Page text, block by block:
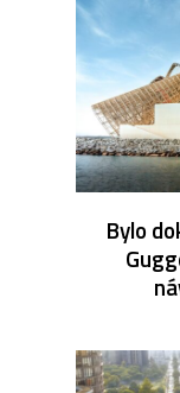
Bylo